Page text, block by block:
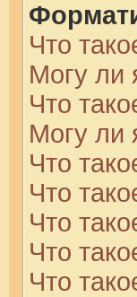
Что
Могу ли
Что
Могу ли
Что
Что
Что
Что
Что